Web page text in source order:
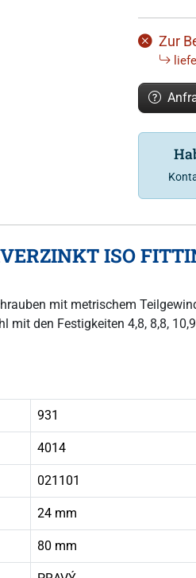
Zur
ISO
mit metrischem
mit den Festigkeiten 4,8, 8,8,
931
4014
021101
24 mm
80 mm